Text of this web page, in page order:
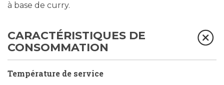
à base de curry.
CARACTÉRISTIQUES DE
CONSOMMATION
Température de service